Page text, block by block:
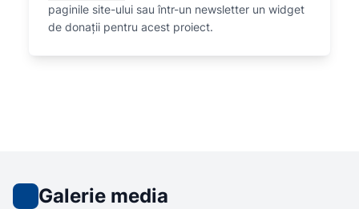
paginile site-ului sau într-un newsletter un widget
de donații pentru acest proiect.
Galerie media